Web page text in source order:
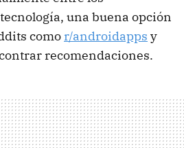
una buena opción
como r/androidapps y
recomendaciones.